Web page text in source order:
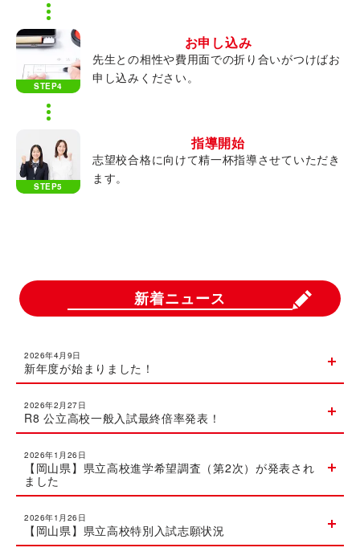
STEP4
お申し込み
先生との相性や費用面での折り合いがつけばお
申し込みください。
STEP5
指導開始
志望校合格に向けて精一杯指導させていただき
ます。
新着ニュース
2026年4月9日
新年度が始まりました！
2026年2月27日
R8 公立高校一般入試最終倍率発表！
2026年1月26日
【岡山県】県立高校進学希望調査（第2次）が発表され
ました
2026年1月26日
【岡山県】県立高校特別入試志願状況